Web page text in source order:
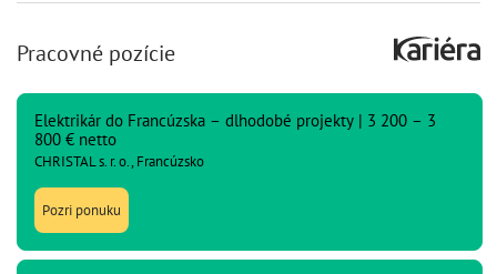
Pracovné pozície
Elektrikár do Francúzska – dlhodobé projekty | 3 200 – 3
800 € netto
CHRISTAL s. r. o., Francúzsko
Pozri ponuku